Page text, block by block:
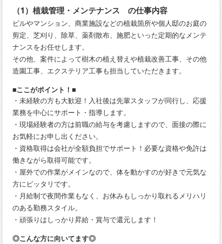
（1）植栽管理・メンテナンス の仕事内容
ビルやマンション、商業施設などの植栽箇所や個人邸のお庭の
剪定、芝刈り、除草、薬剤散布、施肥といった定期的なメンテ
ナンスをお任せします。
その他、案件によって樹木の植え替えや植栽改善工事、その他
造園工事、エクステリア工事も担当していただきます。
■ここがポイント！■
・未経験の方も大歓迎！入社後は先輩スタッフが同行し、応援
業務を中心にサポート・指導します。
・現場経験者の方は前職の給与を考慮しますので、面接の際に
お気軽にお申し出ください。
・資格取得は会社が全額負担でサポート！必要な資格や免許は
働きながら取得可能です。
・屋外での作業がメインなので、体を動かすのが好きで元気な
方にピッタリです。
・月給制で夜間作業もなく、お休みもしっかり取れるメリハリ
のある勤務スタイル。
・頑張りはしっかり昇給・賞与で還元します！
◎こんな方に向いてます◎